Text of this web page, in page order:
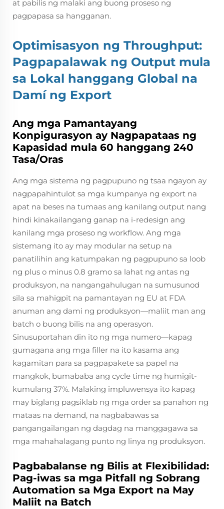
at pabilis ng malaki ang buong proseso ng
pagpapasa sa hangganan.
Optimisasyon ng Throughput:
Pagpapalawak ng Output mula
sa Lokal hanggang Global na
Damí ng Export
Ang mga Pamantayang
Konpigurasyon ay Nagpapataas ng
Kapasidad mula 60 hanggang 240
Tasa/Oras
Ang mga sistema ng pagpupuno ng tsaa ngayon ay
nagpapahintulot sa mga kumpanya ng export na
apat na beses na tumaas ang kanilang output nang
hindi kinakailangang ganap na i-redesign ang
kanilang mga proseso ng workflow. Ang mga
sistemang ito ay may modular na setup na
panatilihin ang katumpakan ng pagpupuno sa loob
ng plus o minus 0.8 gramo sa lahat ng antas ng
produksyon, na nangangahulugan na sumusunod
sila sa mahigpit na pamantayan ng EU at FDA
anuman ang dami ng produksyon—maliit man ang
batch o buong bilis na ang operasyon.
Sinusuportahan din ito ng mga numero—kapag
gumagana ang mga filler na ito kasama ang
kagamitan para sa pagpapakete sa papel na
mangkok, bumababa ang cycle time ng humigit-
kumulang 37%. Malaking impluwensya ito kapag
may biglang pagsiklab ng mga order sa panahon ng
mataas na demand, na nagbabawas sa
pangangailangan ng dagdag na manggagawa sa
mga mahahalagang punto ng linya ng produksyon.
Pagbabalanse ng Bilis at Flexibilidad:
Pag-iwas sa mga Pitfall ng Sobrang
Automation sa Mga Export na May
Maliit na Batch